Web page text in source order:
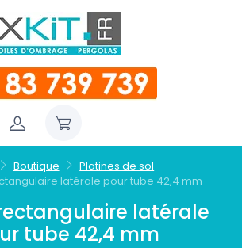
Boutique
Platines de sol
latérale pour tube 42,4 mm
latérale
tube 42,4 mm